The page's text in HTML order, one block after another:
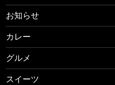
お知らせ
カレー
グルメ
スイーツ